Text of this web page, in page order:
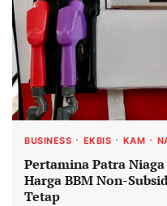
BUSINESS EKBIS KAM
Pertamina Patra
Harga BBM Non-
Tetap